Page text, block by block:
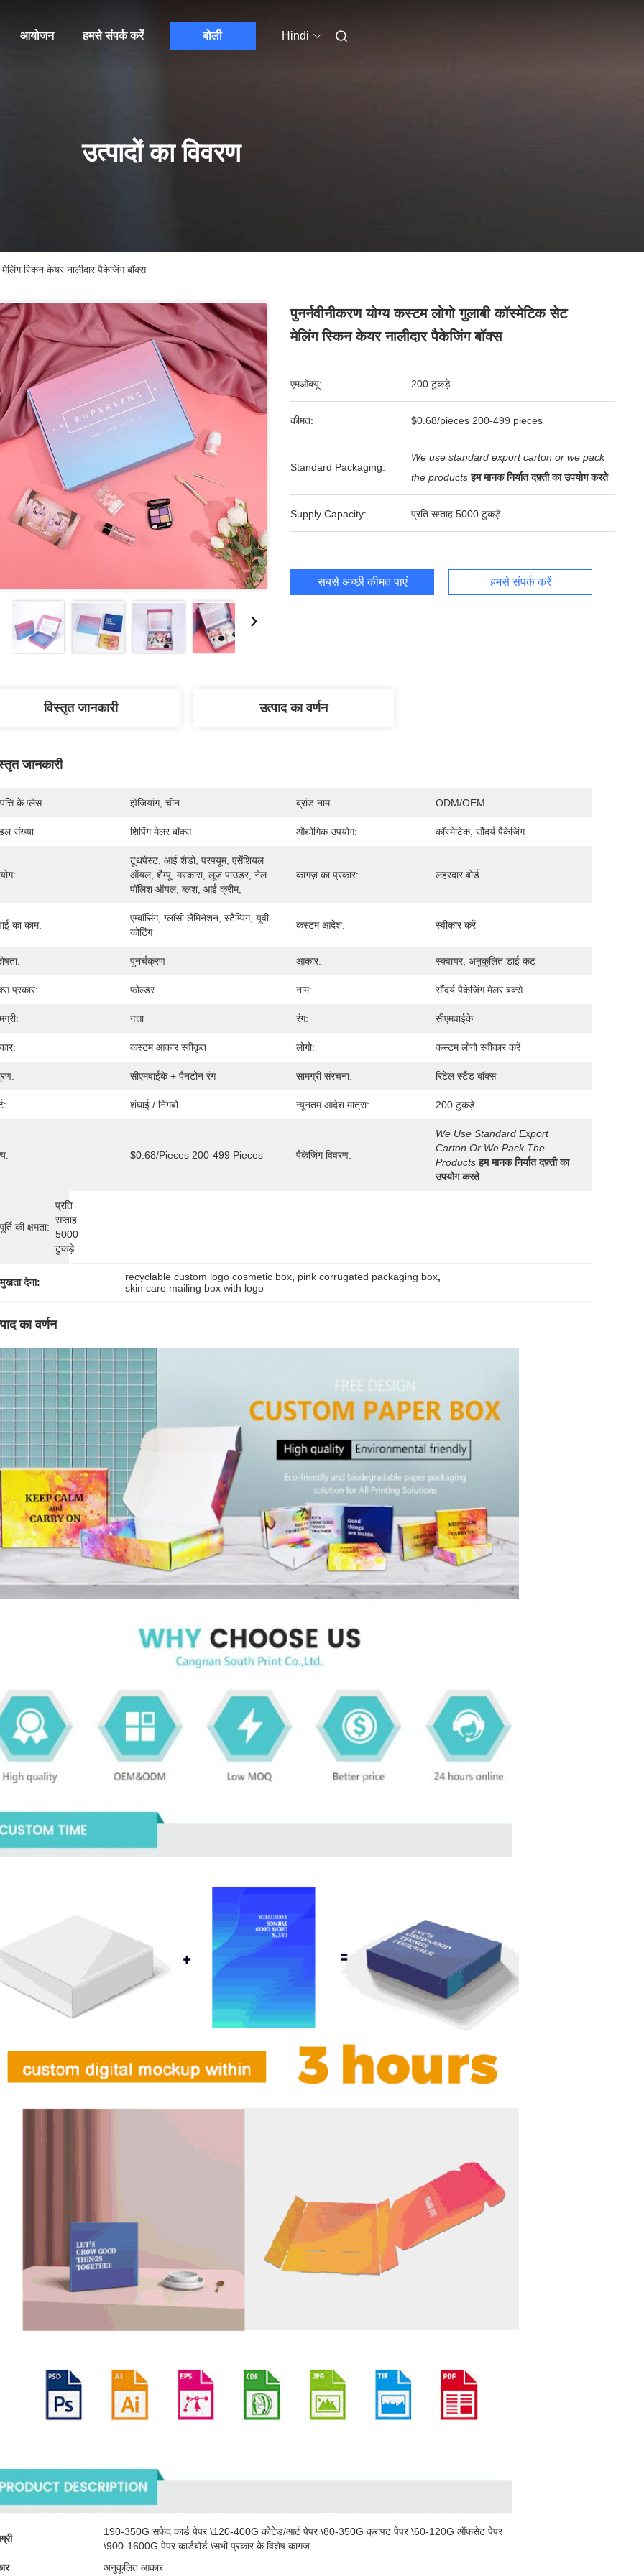
आयोजन हमसे संपर्क करें बोली Hindi
उत्पादों का विवरण
स्किन केयर नालीदार पैकेजिंग बॉक्स
पुनर्नवीनीकरण योग्य कस्टम लोगो गुलाबी कॉस्मेटिक सेट
मेलिंग स्किन केयर नालीदार पैकेजिंग बॉक्स
एमओक्यू: 200 टुकड़े
कीमत: $0.68/pieces 200-499 pieces
Standard Packaging:
We use standard export carton or we pack
the products हम मानक निर्यात दफ़्ती का उपयोग करते
Supply Capacity: प्रति सप्ताह 5000 टुकड़े
सबसे अच्छी कीमत पाएं हमसे संपर्क करें
विस्तृत जानकारी उत्पाद का वर्णन
जानकारी
के प्लेस झेजियांग, चीन ब्रांड नाम ODM/OEM
संख्या शिपिंग मेलर बॉक्स औद्योगिक उपयोग: कॉस्मेटिक, सौंदर्य पैकेजिंग
टूथपेस्ट, आई शैडो, परफ्यूम, एसेंशियल
ऑयल, शैम्पू, मस्कारा, लूज पाउडर, नेल
पॉलिश ऑयल, ब्लश, आई क्रीम,
कागज़ का प्रकार: लहरदार बोर्ड
का काम:
एम्बॉसिंग, ग्लॉसी लैमिनेशन, स्टैम्पिंग, यूवी
कोटिंग
कस्टम आदेश: स्वीकार करें
पुनर्चक्रण आकार: स्क्वायर, अनुकूलित डाई कट
प्रकार: फ़ोल्डर नाम: सौंदर्य पैकेजिंग मेलर बक्से
गत्ता रंग: सीएमवाईके
कस्टम आकार स्वीकृत लोगो: कस्टम लोगो स्वीकार करें
सीएमवाईके + पैनटोन रंग सामग्री संरचना: रिटेल स्टैंड बॉक्स
शंघाई / निंगबो न्यूनतम आदेश मात्रा: 200 टुकड़े
$0.68/pieces 200-499 Pieces पैकेजिंग विवरण:
We Use Standard Export
Carton Or We Pack The
Products हम मानक निर्यात दफ़्ती का
उपयोग करते
की क्षमता:
प्रति
सप्ताह
5000
टुकड़े
देना: recyclable custom logo cosmetic box, pink corrugated packaging box,
skin care mailing box with logo
का वर्णन
190-350G सफेद कार्ड पेपर \120-400G कोटेड/आर्ट पेपर \80-350G क्राफ्ट पेपर \60-120G ऑफसेट पेपर
\900-1600G पेपर कार्डबोर्ड \सभी प्रकार के विशेष कागज
अनुकूलित आकार